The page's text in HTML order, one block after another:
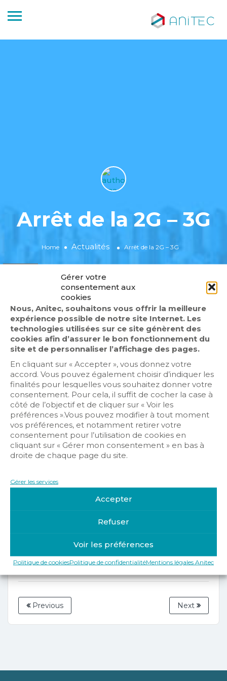
Gérer votre
consentement aux
cookies
Nous, Anitec, souhaitons vous offrir la meilleure
expérience possible de notre site Internet. Les
technologies utilisées sur ce site génèrent des
cookies afin d’assurer le bon fonctionnement du
site et de personnaliser l’affichage des pages.
En cliquant sur « Accepter », vous donnez votre
accord. Vous pouvez également choisir d’indiquer les
finalités pour lesquelles vous souhaitez donner votre
consentement. Pour cela, il suffit de cocher la case à
côté de l’objectif et de cliquer sur « Voir les
préférences ».Vous pouvez modifier à tout moment
vos préférences, et notamment retirer votre
consentement pour l’utilisation de cookies en
cliquant sur « Gérer mon consentement » en bas à
droite de chaque page du site.
Gérer les services
Accepter
Refuser
Voir les préférences
Politique de cookiesPolitique de confidentialitéMentions légales Anitec
Arrêt de la 2G – 3G
Home Actualités Arrêt de la 2G – 3G
23 février 2026
Tweets by fr_anitec
Cliquez sur « J’accepte » pour activer
Twitter
Politique de cookies
J’accepte
Désolé, vous n’êtes pas autorisé à voir ce
Previous Next